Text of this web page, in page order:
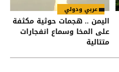
عربي ودولي
اليمن .. هجمات حوثية مكثفة
على المخا وسماع انفجارات
متتالية